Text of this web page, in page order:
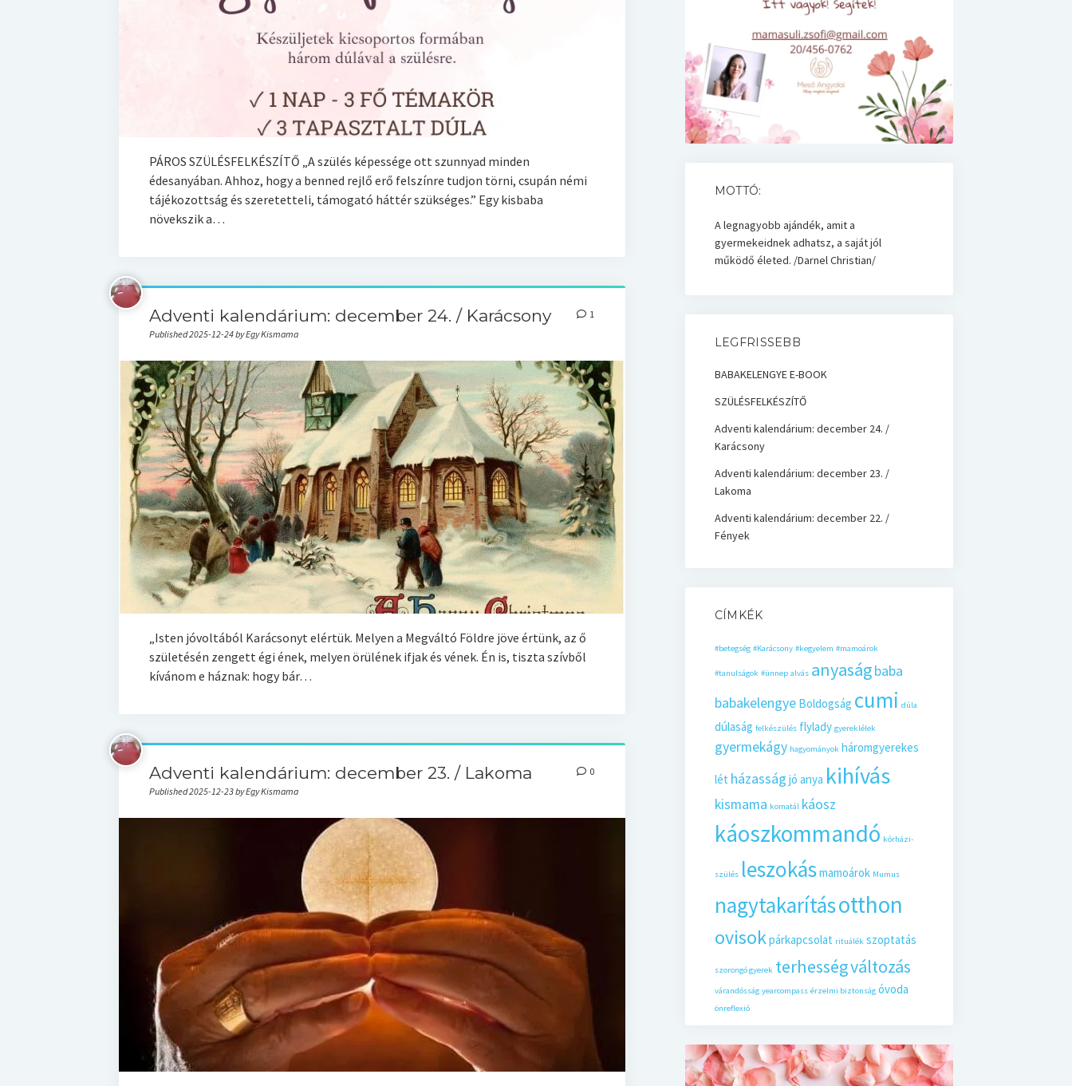
PÁROS SZÜLÉSFELKÉSZÍTŐ „A szülés képessége ott szunnyad minden
édesanyában. Ahhoz, hogy a benned rejlő erő felszínre tudjon törni, csupán némi
tájékozottság és szeretetteli, támogató háttér szükséges.” Egy kisbaba
növekszik a…
Adventi kalendárium: december 24. / Karácsony
Published 2025-12-24 by Egy Kismama
1
„Isten jóvoltából Karácsonyt elértük. Melyen a Megváltó Földre jöve értünk, az ő
születésén zengett égi ének, melyen örülének ifjak és vének. Én is, tiszta szívből
kívánom e háznak: hogy bár…
Adventi kalendárium: december 23. / Lakoma
Published 2025-12-23 by Egy Kismama
0
MOTTÓ:
A legnagyobb ajándék, amit a
gyermekeidnek adhatsz, a saját jól
működő életed. /Darnel Christian/
LEGFRISSEBB
BABAKELENGYE E-BOOK
SZÜLÉSFELKÉSZÍTŐ
Adventi kalendárium: december 24. /
Karácsony
Adventi kalendárium: december 23. /
Lakoma
Adventi kalendárium: december 22. /
Fények
CÍMKÉK
#betegség #Karácsony #kegyelem #mamoárok
#tanulságok #ünnep alvás anyaságbaba
babakelengye Boldogság cumi dúla
dúlaság felkészülés flylady gyereklélek
gyermekágy hagyományok háromgyerekes
lét házasság jó anya kihívás
kismama komatál káosz
káoszkommandó kórházi-
szülés leszokásmamoárok Mumus
nagytakarításotthon
ovisokpárkapcsolat rituálék szoptatás
szorongó gyerek terhességváltozás
várandósság yearcompass érzelmi biztonság óvoda
önreflexió